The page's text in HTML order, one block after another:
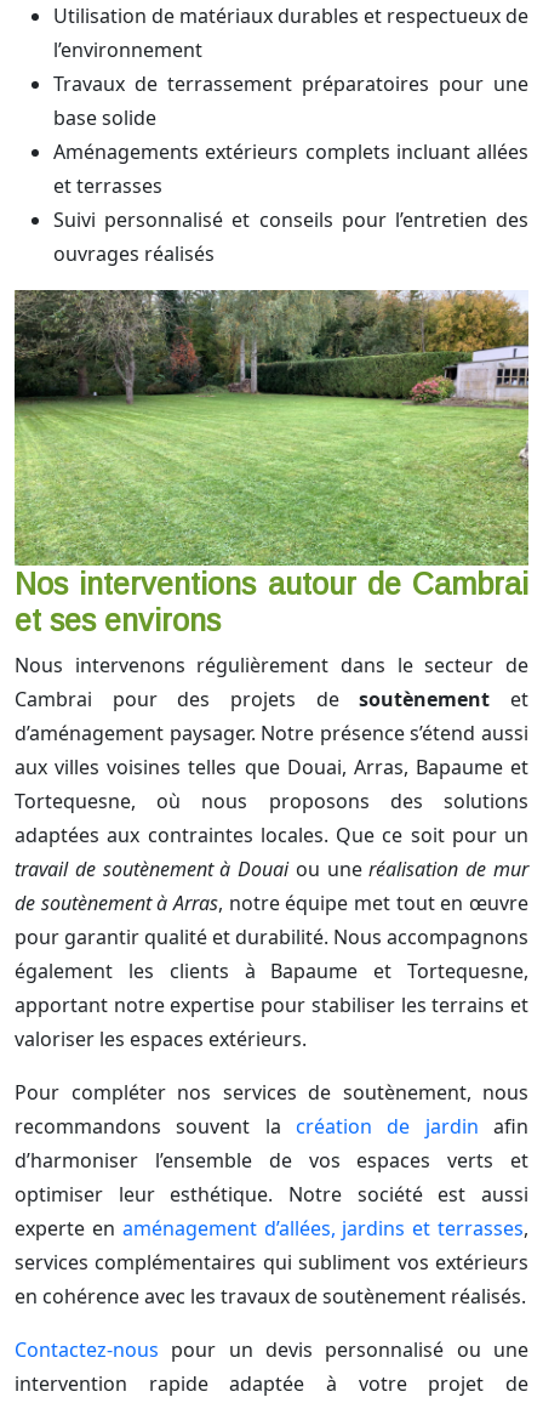
Utilisation de matériaux durables et respectueux de
l’environnement
Travaux de terrassement préparatoires pour une
base solide
Aménagements extérieurs complets incluant allées
et terrasses
Suivi personnalisé et conseils pour l’entretien des
ouvrages réalisés
Nos interventions autour de Cambrai
et ses environs
Nous intervenons régulièrement dans le secteur de
Cambrai pour des projets desoutènement et
d’aménagement paysager. Notre présence s’étend aussi
aux villes voisines telles que Douai, Arras, Bapaume et
Tortequesne, où nous proposons des solutions
adaptées aux contraintes locales. Que ce soit pour un
travail de soutènement à Douaiou uneréalisation de mur
de soutènement à Arras, notre équipe met tout en œuvre
pour garantir qualité et durabilité. Nous accompagnons
également les clients à Bapaume et Tortequesne,
apportant notre expertise pour stabiliser les terrains et
valoriser les espaces extérieurs.
Pour compléter nos services de soutènement, nous
recommandons souvent la création de jardin afin
d’harmoniser l’ensemble de vos espaces verts et
optimiser leur esthétique. Notre société est aussi
experte en aménagement d’allées, jardins et terrasses,
services complémentaires qui subliment vos extérieurs
en cohérence avec les travaux de soutènement réalisés.
Contactez-nous pour un devis personnalisé ou une
intervention rapide adaptée à votre projet de